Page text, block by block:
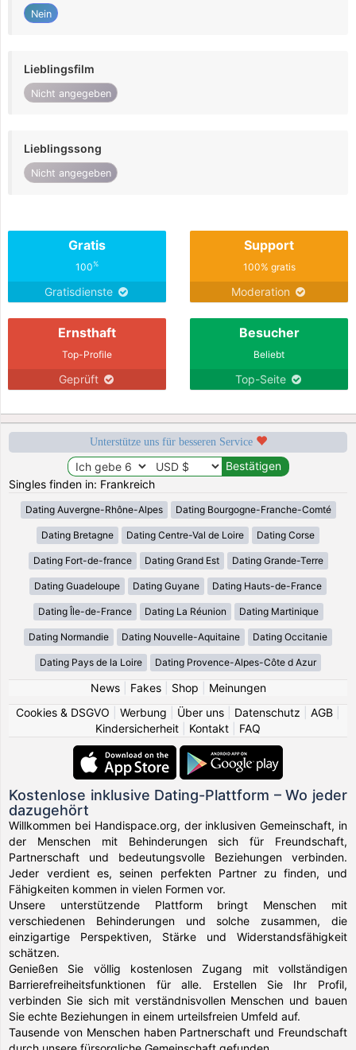
Nein
Lieblingsfilm
Nicht angegeben
Lieblingssong
Nicht angegeben
Gratis
100%
Gratisdienste
Support
100% gratis
Moderation
Ernsthaft
Top-Profile
Geprüft
Besucher
Beliebt
Top-Seite
Unterstütze uns für besseren Service
Singles finden in: Frankreich
Dating Auvergne-Rhône-Alpes Dating Bourgogne-Franche-Comté
Dating Bretagne Dating Centre-Val de Loire Dating Corse
Dating Fort-de-france Dating Grand Est Dating Grande-Terre
Dating Guadeloupe Dating Guyane Dating Hauts-de-France
Dating Île-de-France Dating La Réunion Dating Martinique
Dating Normandie Dating Nouvelle-Aquitaine Dating Occitanie
Dating Pays de la Loire Dating Provence-Alpes-Côte d Azur
News| Fakes| Shop
Meinungen
Cookies & DSGVO
Werbung Über uns Datenschutz AGB
Kindersicherheit
Kontakt FAQ
Kostenlose inklusive Dating-Plattform – Wo jeder
dazugehört
Willkommen bei Handispace.org, der inklusiven Gemeinschaft, in
der Menschen mit Behinderungen sich für Freundschaft,
Partnerschaft und bedeutungsvolle Beziehungen verbinden.
Jeder verdient es, seinen perfekten Partner zu finden, und
Fähigkeiten kommen in vielen Formen vor.
Unsere unterstützende Plattform bringt Menschen mit
verschiedenen Behinderungen und solche zusammen, die
einzigartige Perspektiven, Stärke und Widerstandsfähigkeit
schätzen.
Genießen Sie völlig kostenlosen Zugang mit vollständigen
Barrierefreiheitsfunktionen für alle. Erstellen Sie Ihr Profil,
verbinden Sie sich mit verständnisvollen Menschen und bauen
Sie echte Beziehungen in einem urteilsfreien Umfeld auf.
Tausende von Menschen haben Partnerschaft und Freundschaft